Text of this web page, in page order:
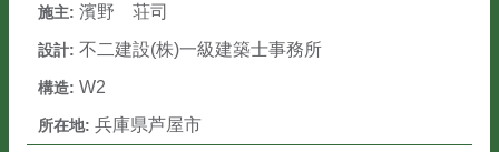
濱野 荘司
不二建設(株)一級建築士事務所
W2
兵庫県芦屋市